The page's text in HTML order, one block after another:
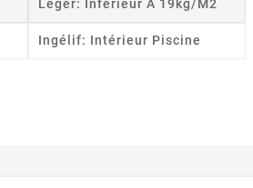
Leger: Inférieur À 19kg/m2
Ingélif: Intérieur Piscine